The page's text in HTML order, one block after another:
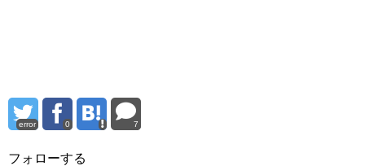
error 0 7
フォローする